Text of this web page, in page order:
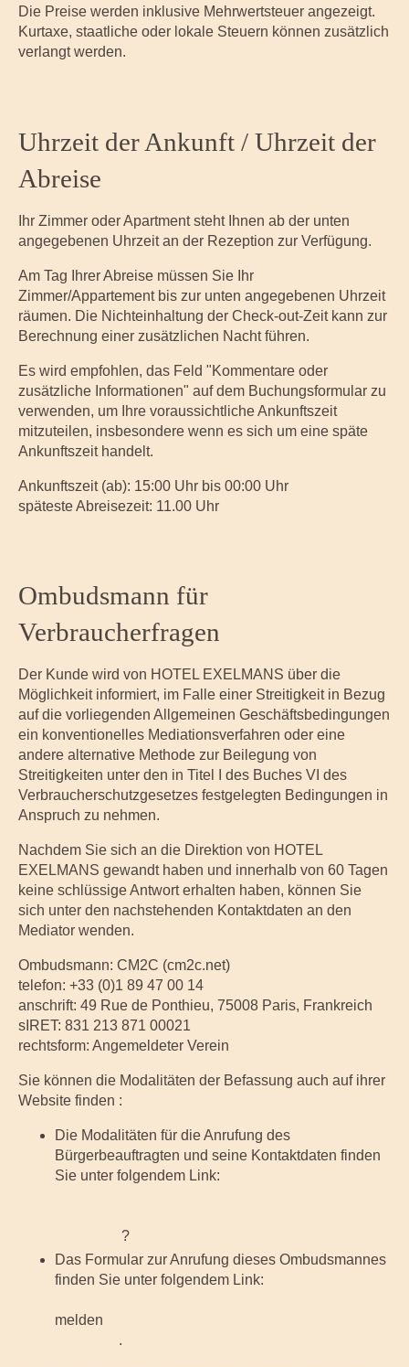
Die Preise werden inklusive Mehrwertsteuer angezeigt.
Kurtaxe, staatliche oder lokale Steuern können zusätzlich
verlangt werden.
Uhrzeit der Ankunft / Uhrzeit der
Abreise
Ihr Zimmer oder Apartment steht Ihnen ab der unten
angegebenen Uhrzeit an der Rezeption zur Verfügung.
Am Tag Ihrer Abreise müssen Sie Ihr
Zimmer/Appartement bis zur unten angegebenen Uhrzeit
räumen. Die Nichteinhaltung der Check-out-Zeit kann zur
Berechnung einer zusätzlichen Nacht führen.
Es wird empfohlen, das Feld "Kommentare oder
zusätzliche Informationen" auf dem Buchungsformular zu
verwenden, um Ihre voraussichtliche Ankunftszeit
mitzuteilen, insbesondere wenn es sich um eine späte
Ankunftszeit handelt.
Ankunftszeit (ab): 15:00 Uhr bis 00:00 Uhr
späteste Abreisezeit: 11.00 Uhr
Ombudsmann für
Verbraucherfragen
Der Kunde wird von HOTEL EXELMANS über die
Möglichkeit informiert, im Falle einer Streitigkeit in Bezug
auf die vorliegenden Allgemeinen Geschäftsbedingungen
ein konventionelles Mediationsverfahren oder eine
andere alternative Methode zur Beilegung von
Streitigkeiten unter den in Titel I des Buches VI des
Verbraucherschutzgesetzes festgelegten Bedingungen in
Anspruch zu nehmen.
Nachdem Sie sich an die Direktion von HOTEL
EXELMANS gewandt haben und innerhalb von 60 Tagen
keine schlüssige Antwort erhalten haben, können Sie
sich unter den nachstehenden Kontaktdaten an den
Mediator wenden.
Ombudsmann: CM2C (cm2c.net)
telefon: +33 (0)1 89 47 00 14
anschrift: 49 Rue de Ponthieu, 75008 Paris, Frankreich
sIRET: 831 213 871 00021
rechtsform: Angemeldeter Verein
Sie können die Modalitäten der Befassung auch auf ihrer
Website finden :
Die Modalitäten für die Anrufung des
Bürgerbeauftragten und seine Kontaktdaten finden
Sie unter folgendem Link:
?
Das Formular zur Anrufung dieses Ombudsmannes
finden Sie unter folgendem Link:
melden
.